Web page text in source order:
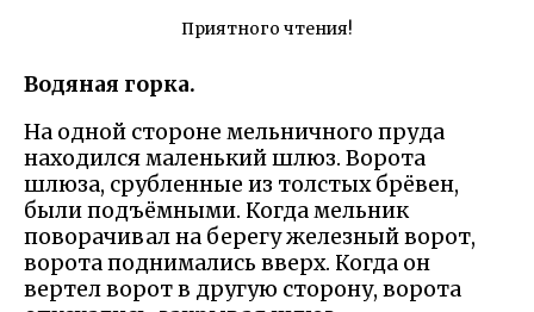
Приятного чтения!
Водяная горка.
На одной стороне мельничного пруда
находился маленький шлюз. Ворота
шлюза, срубленные из толстых брёвен,
были подъёмными. Когда мельник
поворачивал на берегу железный ворот,
ворота поднимались вверх. Когда он
вертел ворот в другую сторону, ворота